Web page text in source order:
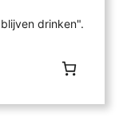
drinken".